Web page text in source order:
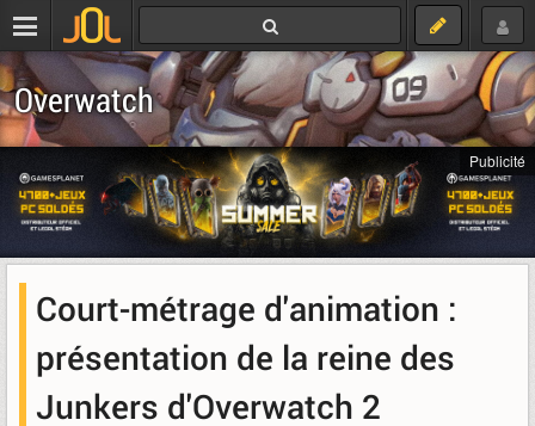
Overwatch
Publicité
Court-métrage d'animation :
présentation de la reine des
Junkers d'Overwatch 2